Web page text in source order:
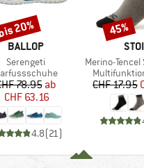
MARKE
BALLOP
Artikel
Serengeti
Preis
78.95
reduzierter Preis
ab
CHF 63.16
4.8(21 )
20%
Artikel
Merino-Tencel
CHF 17.95
Rabatt
45%